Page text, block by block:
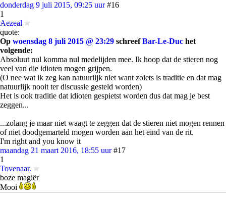
donderdag 9 juli 2015, 09:25 uur #16
1
Aezeal
quote:
Op woensdag 8 juli 2015 @ 23:29 schreefBar-Le-Duc het
volgende:
Absoluut nul komma nul medelijden mee. Ik hoop dat de stieren nog
veel van die idioten mogen grijpen.
(O nee wat ik zeg kan natuurlijk niet want zoiets is traditie en dat mag
natuurlijk nooit ter discussie gesteld worden)
Het is ook traditie dat idioten gespietst worden dus dat mag je best
zeggen...
...zolang je maar niet waagt te zeggen dat de stieren niet mogen rennen
of niet doodgemarteld mogen worden aan het eind van de rit.
I'm right and you know it
maandag 21 maart 2016, 18:55 uur #17
1
Tovenaar.
boze magiër
Mooi